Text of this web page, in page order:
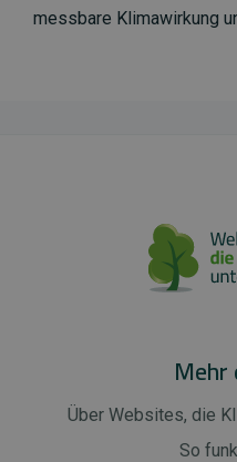
messbare Klimawirkung
Über Websites, die
So